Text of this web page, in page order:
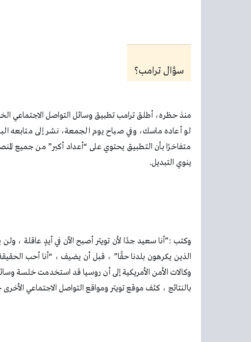
سؤال ترامب؟
متفاخرًا بأن التطبيق يحتوي على “أعداد أكبر” من جميع
ينوي التبديل.
وكالات الأمن الأمريكية إلى أن روسيا قد استخدمت خلسة
بالنتائج ، كثف موقع تويتر ومواقع التواصل الاجتماعي